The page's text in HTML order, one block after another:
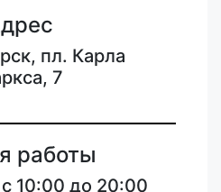
пл. Карла
7
работы
10:00 до 20:00